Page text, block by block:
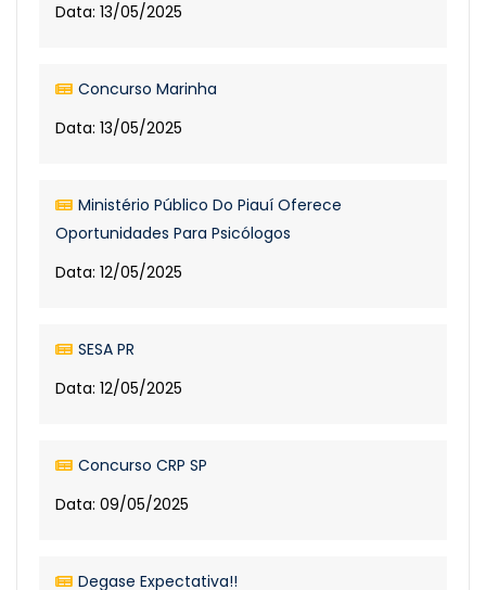
Data: 13/05/2025
Concurso Marinha
Data: 13/05/2025
Ministério Público Do Piauí Oferece
Oportunidades Para Psicólogos
Data: 12/05/2025
SESA PR
Data: 12/05/2025
Concurso CRP SP
Data: 09/05/2025
Degase Expectativa!!